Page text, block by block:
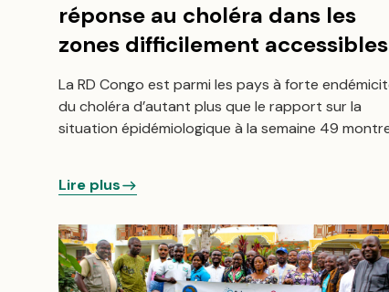
réponse au choléra dans les
zones difficilement accessibles
en 2022 par l’ONG BIFERD
La RD Congo est parmi les pays à forte endémicité
du choléra d’autant plus que le rapport sur la
situation épidémiologique à la semaine 49 montre
Lire plus